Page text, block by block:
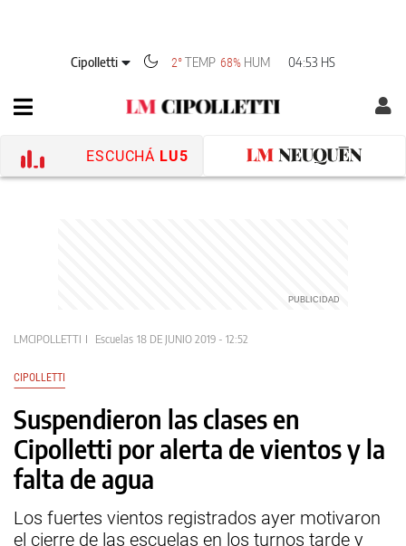
Cipolletti 2°TEMP 68% HUM 04:53 HS
ESCUCHÁ LU5
LMCIPOLLETTI Escuelas 18 DE JUNIO 2019 - 12:52
CIPOLLETTI
Suspendieron las clases en
Cipolletti por alerta de vientos y la
falta de agua
Los fuertes vientos registrados ayer motivaron
el cierre de las escuelas en los turnos tarde y